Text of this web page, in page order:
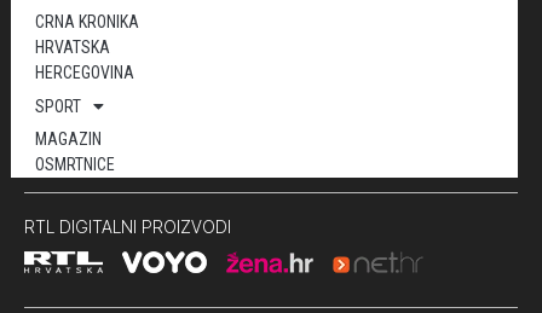
CRNA KRONIKA
HRVATSKA
HERCEGOVINA
SPORT
MAGAZIN
OSMRTNICE
RTL DIGITALNI PROIZVODI